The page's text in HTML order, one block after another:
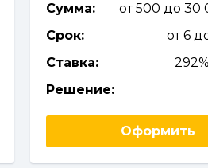
Сумма:
от 500 до 30
Срок:
от 6
Ставка:
Решение:
Оформить